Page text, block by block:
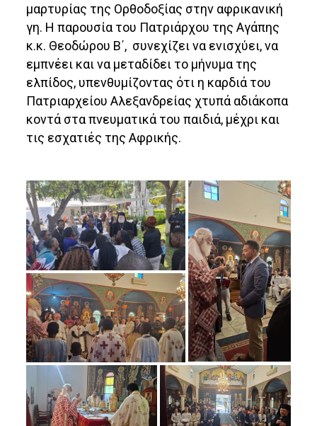
μαρτυρίας της Ορθοδοξίας στην αφρικανική
γη. Η παρουσία του Πατριάρχου της Αγάπης
κ.κ. Θεοδώρου Β΄, συνεχίζει να ενισχύει, να
εμπνέει και να μεταδίδει το μήνυμα της
ελπίδος, υπενθυμίζοντας ότι η καρδιά του
Πατριαρχείου Αλεξανδρείας χτυπά αδιάκοπα
κοντά στα πνευματικά του παιδιά, μέχρι και
τις εσχατιές της Αφρικής.